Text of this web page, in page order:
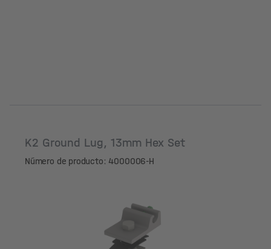
K2 Ground Lug, 13mm Hex Set
Número de producto: 4000006-H